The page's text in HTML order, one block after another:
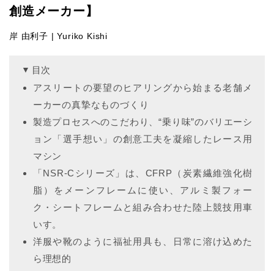
創造メーカー】
岸 由利子 | Yuriko Kishi
目次
アスリートの要望のヒアリングから始まる老舗メ
ーカーの真摯なものづくり
製造プロセスへのこだわり、“乗り味”のバリエーシ
ョン「選手想い」の創意工夫を凝縮したレース用
マシン
「NSR-Cシリーズ」は、CFRP（炭素繊維強化樹
脂）をメーンフレームに使い、アルミ製フォー
ク・シートフレームと組み合わせた陸上競技用車
いす。
洋服や靴のように福祉用具も、日常に溶け込めた
ら理想的